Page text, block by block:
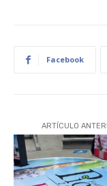
Facebook
ARTÍCULO